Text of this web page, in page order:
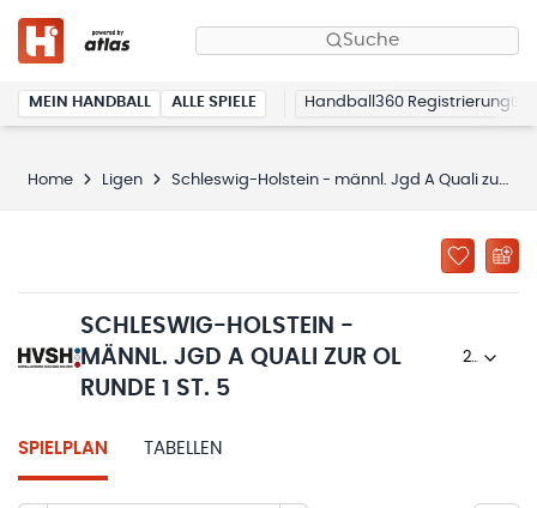
Suche
MEIN HANDBALL ALLE SPIELE Handball360 Registrierung
Home Ligen Schleswig-Holstein - männl. Jgd A Quali zur OL Runde 1 St. 5
SCHLESWIG-HOLSTEIN -
MÄNNL. JGD A QUALI ZUR OL
RUNDE 1 ST. 5
SPIELPLAN TABELLEN